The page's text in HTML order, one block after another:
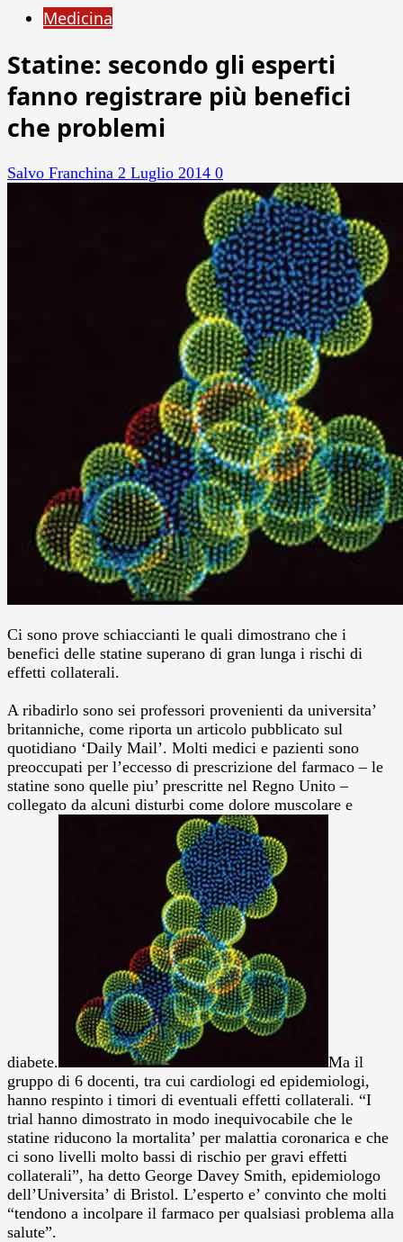
Medicina
Statine: secondo gli esperti
fanno registrare più benefici
che problemi
Salvo Franchina 2 Luglio 2014 0
Ci sono prove schiaccianti le quali dimostrano che i
benefici delle statine superano di gran lunga i rischi di
effetti collaterali.
A ribadirlo sono sei professori provenienti da universita’
britanniche, come riporta un articolo pubblicato sul
quotidiano ‘Daily Mail’. Molti medici e pazienti sono
preoccupati per l’eccesso di prescrizione del farmaco – le
statine sono quelle piu’ prescritte nel Regno Unito –
collegato da alcuni disturbi come dolore muscolare e
diabete.
Ma il
gruppo di 6 docenti, tra cui cardiologi ed epidemiologi,
hanno respinto i timori di eventuali effetti collaterali. “I
trial hanno dimostrato in modo inequivocabile che le
statine riducono la mortalita’ per malattia coronarica e che
ci sono livelli molto bassi di rischio per gravi effetti
collaterali”, ha detto George Davey Smith, epidemiologo
dell’Universita’ di Bristol. L’esperto e’ convinto che molti
“tendono a incolpare il farmaco per qualsiasi problema alla
salute”.